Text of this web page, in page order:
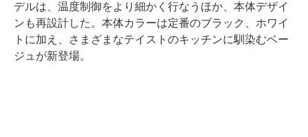
デルは、温度制御をより細かく行なうほか、本体デザイ
ンも再設計した。本体カラーは定番のブラック、ホワイ
トに加え、さまざまなテイストのキッチンに馴染むベー
ジュが新登場。